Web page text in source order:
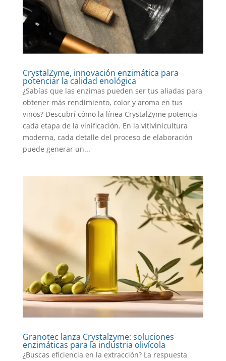
CrystalZyme, innovación enzimática para
potenciar la calidad enológica
¿Sabías que las enzimas pueden ser tus aliadas para
obtener más rendimiento, color y aroma en tus
vinos? Descubrí cómo la línea CrystalZyme potencia
cada etapa de la vinificación. En la vitivinicultura
moderna, cada detalle del proceso de elaboración
puede generar un...
Granotec lanza Crystalzyme: soluciones
enzimáticas para la industria olivícola
¿Buscas eficiencia en la extracción? La respuesta